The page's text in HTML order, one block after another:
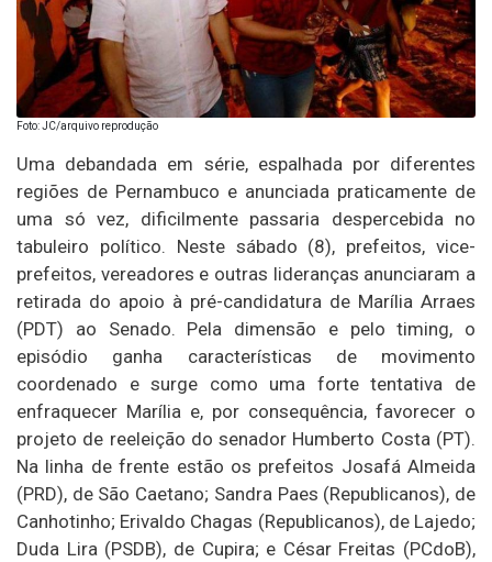
Foto: JC/arquivo reprodução
Uma debandada em série, espalhada por diferentes
regiões de Pernambuco e anunciada praticamente de
uma só vez, dificilmente passaria despercebida no
tabuleiro político. Neste sábado (8), prefeitos, vice-
prefeitos, vereadores e outras lideranças anunciaram a
retirada do apoio à pré-candidatura de Marília Arraes
(PDT) ao Senado. Pela dimensão e pelo timing, o
episódio ganha características de movimento
coordenado e surge como uma forte tentativa de
enfraquecer Marília e, por consequência, favorecer o
projeto de reeleição do senador Humberto Costa (PT).
Na linha de frente estão os prefeitos Josafá Almeida
(PRD), de São Caetano; Sandra Paes (Republicanos), de
Canhotinho; Erivaldo Chagas (Republicanos), de Lajedo;
Duda Lira (PSDB), de Cupira; e César Freitas (PCdoB),